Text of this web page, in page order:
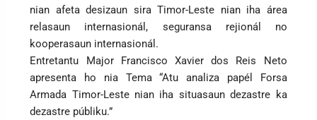
nian afeta desizaun sira Timor-Leste nian iha área
relasaun internasionál, seguransa rejionál no
kooperasaun internasionál.
Entretantu Major Francisco Xavier dos Reis Neto
apresenta ho nia Tema “Atu analiza papél Forsa
Armada Timor-Leste nian iha situasaun dezastre ka
dezastre públiku.”